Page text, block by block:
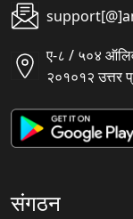
ए-८ / ५०४ ऑलिव
२०१०१२ उत्तर
संगठन